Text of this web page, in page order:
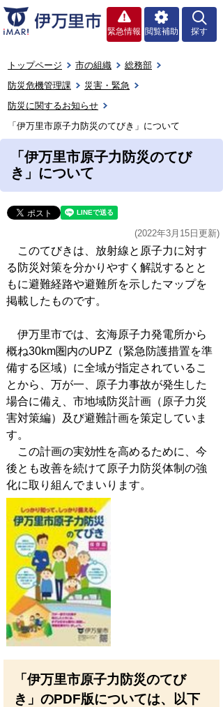
緊急情報 閲覧補助 探す
トップページ 市の組織
総務部
防災危機管理課
災害・緊急
防災に関するお知らせ
「伊万里市原子力防災のてびき」について
「伊万里市原子力防災のてび
き」について
(2022年3月15日更新)
このてびきは、放射線と原子力に対す
る防災対策を分かりやすく解説するとと
もに避難経路や避難所を示したマップを
掲載したものです。
伊万里市では、玄海原子力発電所から
概ね30km圏内のUPZ（緊急防護措置を準
備する区域）に全域が指定されているこ
とから、万が一、原子力事故が発生した
場合に備え、市地域防災計画（原子力災
害対策編）及び避難計画を策定していま
す。
この計画の実効性を高めるために、今
後とも改善を続けて原子力防災体制の強
化に取り組んでまいります。
「伊万里市原子力防災のてび
き」のPDF版については、以下